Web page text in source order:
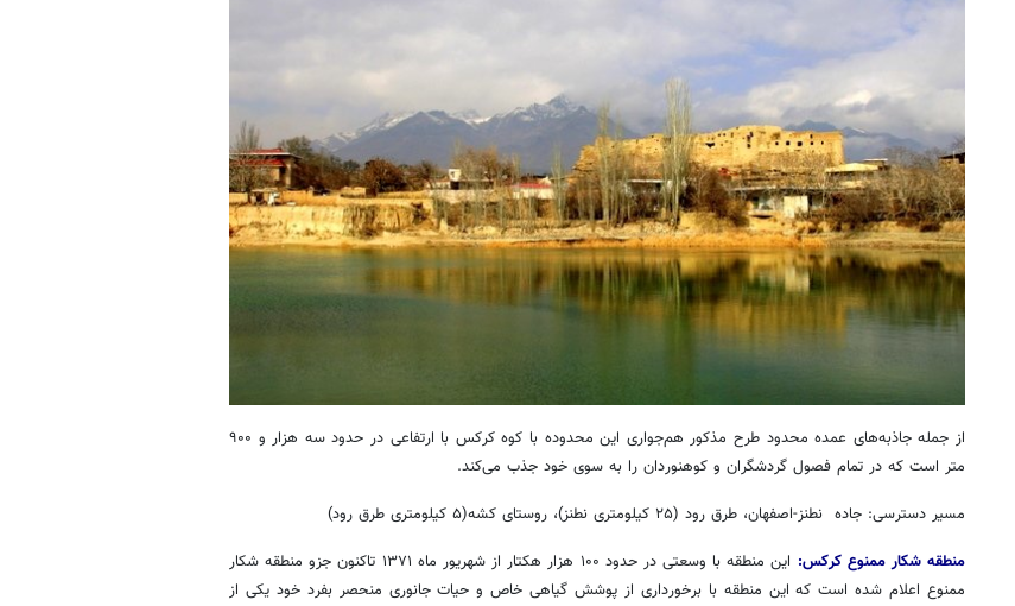
از جمله جاذبه‌های عمده محدود طرح مذکور هم‌جواری این محدوده با کوه کرکس با ارتفاعی در حدود سه هزار و ۹۰۰
متر است که در تمام فصول گردشگران و کوهنوردان را به سوی خود جذب می‌کند.
مسیر دسترسی: جاده نطنز-اصفهان، طرق رود (۲۵ کیلومتری نطنز)، روستای کشه(۵ کیلومتری طرق رود)
منطقه شکار ممنوع کرکس:
این منطقه با وسعتی در حدود ۱۰۰ هزار هکتار از شهریور ماه ۱۳۷۱ تاکنون جزو منطقه شکار
ممنوع اعلام شده است که این منطقه با برخورداری از پوشش گیاهی خاص و حیات جانوری منحصر بفرد خود یکی از